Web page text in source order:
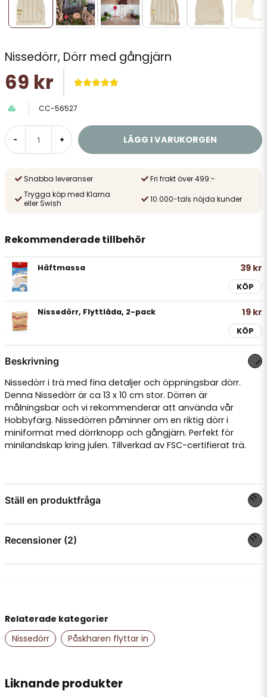
Nissedörr, Dörr med gångjärn
69 kr
CC-56527
- + LÄGG I VARUKORGEN
Snabba leveranser
Fri frakt över 499:-
Trygga köp med Klarna
eller Swish
10 000-tals nöjda kunder
Rekommenderade tillbehör
Häftmassa 39 kr
KÖP
Nissedörr, Flyttlåda, 2-pack 19 kr
KÖP
Beskrivning
Nissedörr i trä med fina detaljer och öppningsbar dörr.
Denna Nissedörr är ca 13 x 10 cm stor. Dörren är
målningsbar och vi rekommenderar att använda vår
Hobbyfärg. Nissedörren påminner om en riktig dörr i
miniformat med dörrknopp och gångjärn. Perfekt för
minilandskap kring julen. Tillverkad av FSC-certifierat trä.
Ställ en produktfråga
Fråga oss något om denna produkten...
email
Mejladress
Recensioner (2)
som en trevlig butik!
Louise E
för 3 år sedan
Liknande produkter
Relaterade kategorier
Nissedörr
Påskharen flyttar in